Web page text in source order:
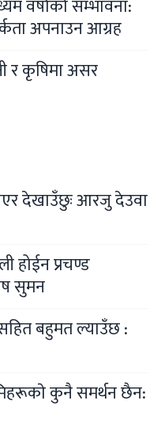
वर्षाको सम्भावना:
अपनाउन आग्रह
र कृषिमा असर
देखाउँछुः आरजु देउवा
होईन प्रचण्ड
सुमन
बहुमत ल्याउँछ :
कुनै समर्थन छैन: